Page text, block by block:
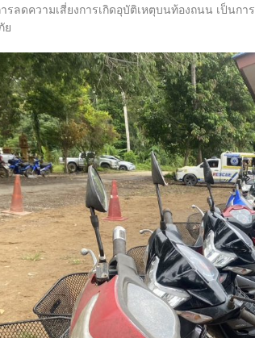
ารลดความเสี่ยงการเกิดอุบัติเหตุบนท้องถนน เป็น
ย